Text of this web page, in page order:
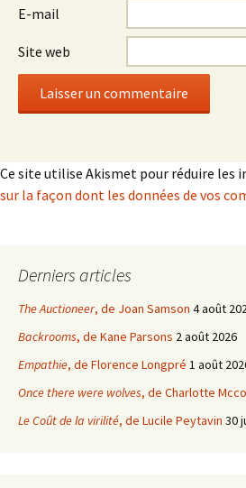
E-mail
Site web
Ce site utilise Akismet pour réduire les
sur la façon dont les données de vos
Derniers articles
The Auctioneer, de Joan Samson 4 août
Backrooms, de Kane Parsons 2 août 2026
Empathie, de Florence Longpré 1 août
Once there were wolves, de Charlotte
Le Coût de la virilité, de Lucile Peytavin 30